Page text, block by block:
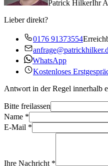
Patrick HilkerIhr
Lieber direkt?
0176 91373554
WhatsApp
Kostenloses
Antwort in der Regel innerhalb
Bitte freilassen
Name *
E-Mail *
Ihre Nachricht *